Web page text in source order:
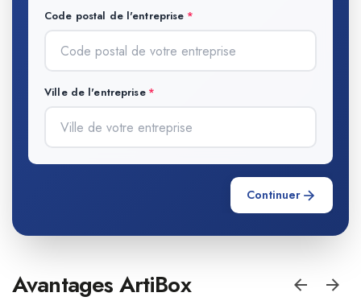
Code postal de l'entreprise
Ville de l'entreprise
Continuer
Avantages ArtiBox